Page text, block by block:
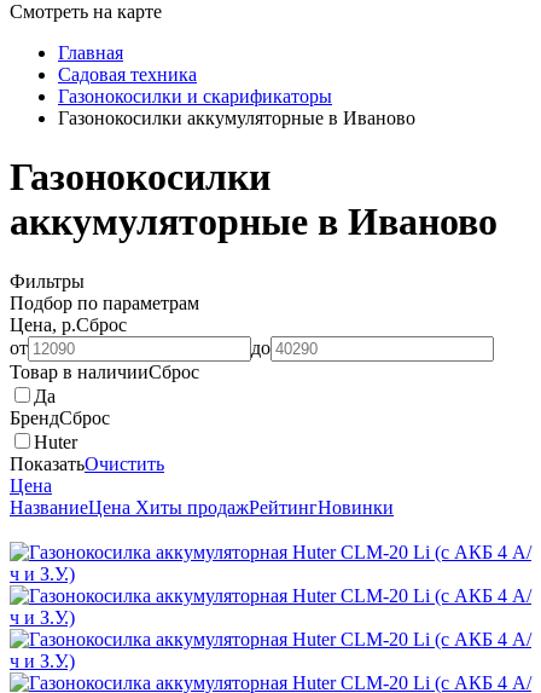
Смотреть на карте
Главная
Садовая техника
Газонокосилки и скарификаторы
Газонокосилки аккумуляторные в Иваново
Газонокосилки
аккумуляторные в Иваново
Фильтры
Подбор по параметрам
Цена, р.Сброс
от
до
Товар в наличииСброс
Да
БрендСброс
Huter
ПоказатьОчистить
Цена
НазваниеЦена Хиты продажРейтингНовинки